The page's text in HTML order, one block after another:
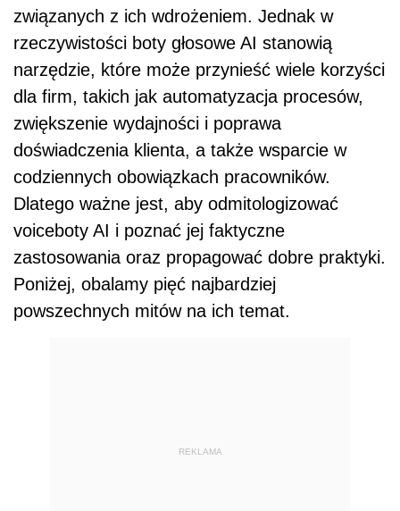
związanych z ich wdrożeniem. Jednak w
rzeczywistości boty głosowe AI stanowią
narzędzie, które może przynieść wiele korzyści
dla firm, takich jak automatyzacja procesów,
zwiększenie wydajności i poprawa
doświadczenia klienta, a także wsparcie w
codziennych obowiązkach pracowników.
Dlatego ważne jest, aby odmitologizować
voiceboty AI i poznać jej faktyczne
zastosowania oraz propagować dobre praktyki.
Poniżej, obalamy pięć najbardziej
powszechnych mitów na ich temat.
REKLAMA